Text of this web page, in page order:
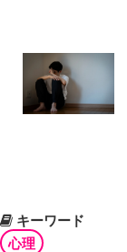
キーワード
心理